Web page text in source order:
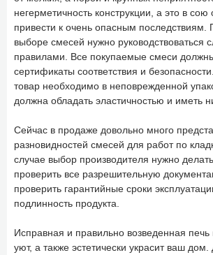
негерметичность конструкции, а это в
привести к очень опасным последствиям.
выборе смесей нужно руководствоваться
правилами. Все покупаемые смеси
сертификаты соответствия и
товар необходимо в неповрежденной
должна обладать эластичностью и иметь
Сейчас в продаже довольно много
разновидностей смесей для работ по
случае выбор производителя нужно
проверить все разрешительную
проверить гарантийные сроки
подлинность продукта.
Исправная и правильно возведенная печь
уют, а также эстетически украсит ваш